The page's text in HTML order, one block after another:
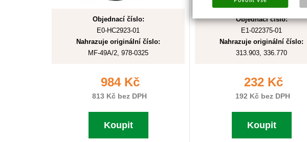
Objednací číslo:
E0-HC2923-01
Nahrazuje originální číslo:
MF-49A/2, 978-0325
984 Kč
813 Kč bez DPH
Koupit
Objednací číslo:
E1-022375-01
Nahrazuje originální číslo:
313.903, 336.770
232 Kč
192 Kč bez DPH
Koupit